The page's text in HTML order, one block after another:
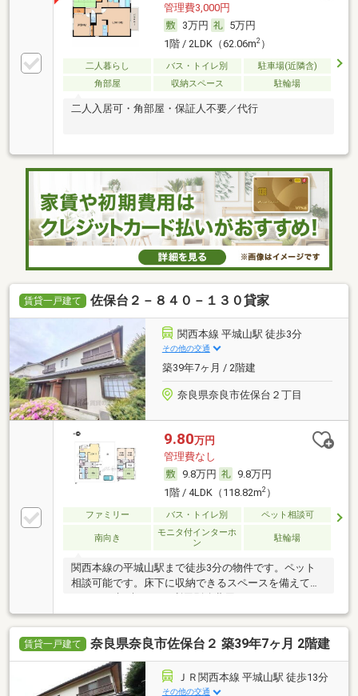
管理費3,000円
3万円
5万円
1階 / 2LDK（62.06m2）
二人暮らし バス・トイレ別
駐車場(近隣含)
角部屋
収納スペース 駐輪場
二人入居可・角部屋・保証人不要／代行
賃貸一戸建て 佐保台２－８４０－１３０貸家
関西本線 平城山駅 徒歩3分
その他の交通
築39年7ヶ月 / 2階建
奈良県奈良市佐保台２丁目
9.80万円
管理費なし
9.8万円
9.8万円
1階 / 4LDK（118.82m2）
ファミリー バス・トイレ別 ペット相談可
南向き
モニタ付インターホ
ン
駐輪場
関西本線の平城山駅まで徒歩3分の物件です。ペット
相談可能です。床下に収納できるスペースを備えてい
賃貸一戸建て 奈良県奈良市佐保台２ 築39年7ヶ月 2階建
ＪＲ関西本線 平城山駅 徒歩13分
その他の交通